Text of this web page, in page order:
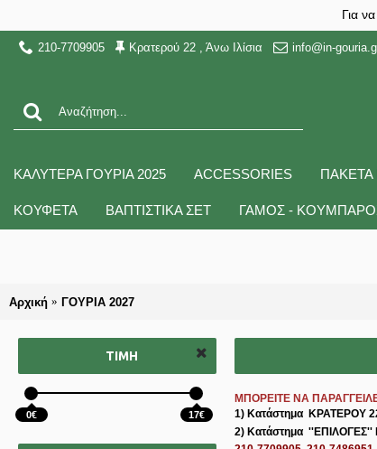
Για
210-7709905 Κρατερού 22 , Άνω Ιλίσια info@in-
ΚΑΛΥΤΕΡΑ ΓΟΥΡΙΑ 2025 ACCESSORIES ΠΑΚΕΤΑ
ΚΟΥΦΕΤΑ ΒΑΠΤΙΣΤΙΚΑ ΣΕΤ ΓΑΜΟΣ -
Αρχική ΓΟΥΡΙΑ 2027
ΤΙΜΉ
0€ 17€
ΜΠΟΡΕΙΤΕ ΝΑ
1) Κατάστημα ΚΡΑΤΕΡΟΥ
2) Κατάστημα ''ΕΠΙΛΟΓΕΣ''